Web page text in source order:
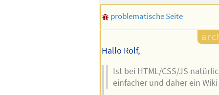
problematische Seite
Hallo Rolf,
Ist bei HTML/CSS/JS
einfacher und daher ein